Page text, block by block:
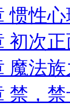
惯性
初次
魔法族
禁，禁